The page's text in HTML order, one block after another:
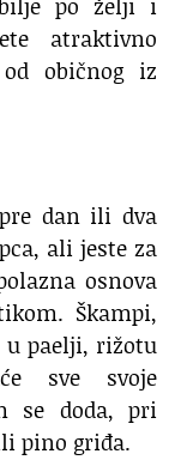
atraktivno
običnog iz
dan ili dva
ali jeste za
osnova
Škampi,
u paelji, rižotu
sve svoje
se doda, pri
pino griđa.